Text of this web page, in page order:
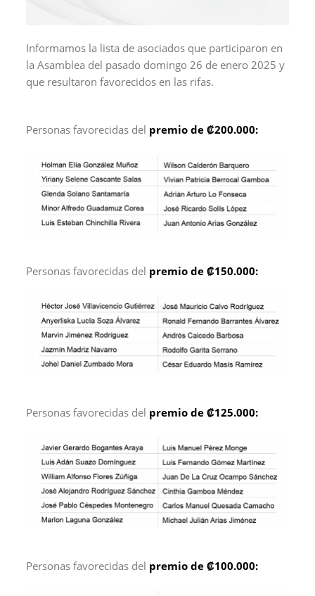
Informamos la lista de asociados que participaron en
la Asamblea del pasado domingo 26 de enero 2025 y
que resultaron favorecidos en las rifas.
Personas favorecidas del premio de ₡200.000:
Personas favorecidas del premio de ₡150.000:
Personas favorecidas del premio de ₡125.000:
Personas favorecidas del premio de ₡100.000: